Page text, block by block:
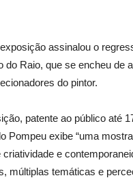
assinalou o
do Raio, que se encheu de
do pintor.
patente ao público até
Pompeu exibe “uma
criatividade e
múltiplas temáticas e